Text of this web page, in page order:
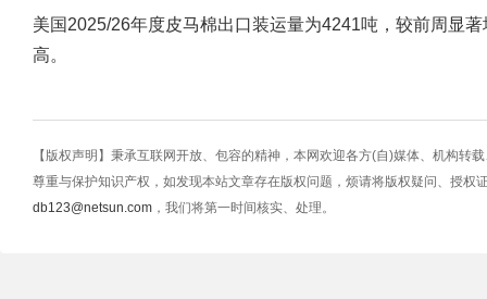
美国2025/26年度皮马棉出口装运量为4241吨，较前周显
高。
【版权声明】秉承互联网开放、包容的精神，本网欢迎各方(自)媒体、机构转
尊重与保护知识产权，如发现本站文章存在版权问题，烦请将版权疑问、授权
db123@netsun.com ，我们将第一时间核实、处理。